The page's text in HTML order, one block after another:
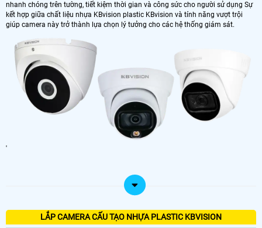
nhanh chóng trên tường, tiết kiệm thời gian và công sức cho người sử dụng Sự
kết hợp giữa chất liệu nhựa KBvision plastic KBvision và tính năng vượt trội
giúp camera này trở thành lựa chọn lý tưởng cho các hệ thống giám sát.
'
LẮP CAMERA CẤU TẠO NHỰA PLASTIC KBVISION